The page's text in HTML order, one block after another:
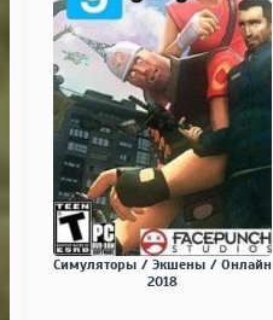
Симуляторы / Экшены / Онлайн
2018